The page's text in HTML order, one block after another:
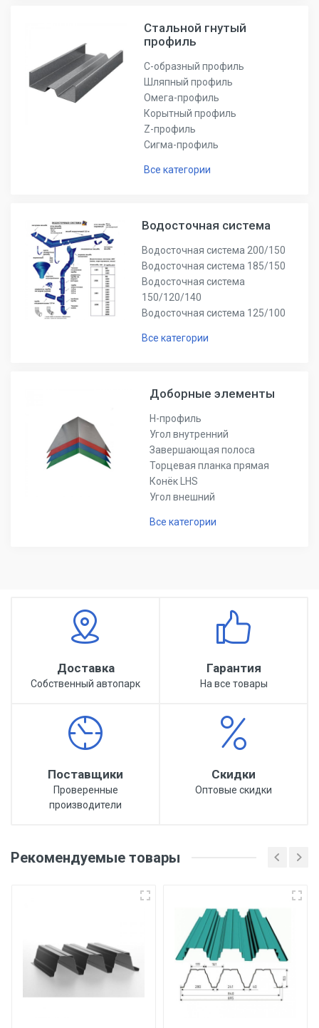
Стальной гнутый
профиль
С-образный профиль
Шляпный профиль
Омега-профиль
Корытный профиль
Z-профиль
Сигма-профиль
Все категории
Водосточная система
Водосточная система 200/150
Водосточная система 185/150
Водосточная система
150/120/140
Водосточная система 125/100
Все категории
Доборные элементы
Н-профиль
Угол внутренний
Завершающая полоса
Торцевая планка прямая
Конёк LHS
Угол внешний
Все категории
Доставка
Собственный автопарк
Гарантия
На все товары
Поставщики
Проверенные
производители
Скидки
Оптовые скидки
Рекомендуемые товары